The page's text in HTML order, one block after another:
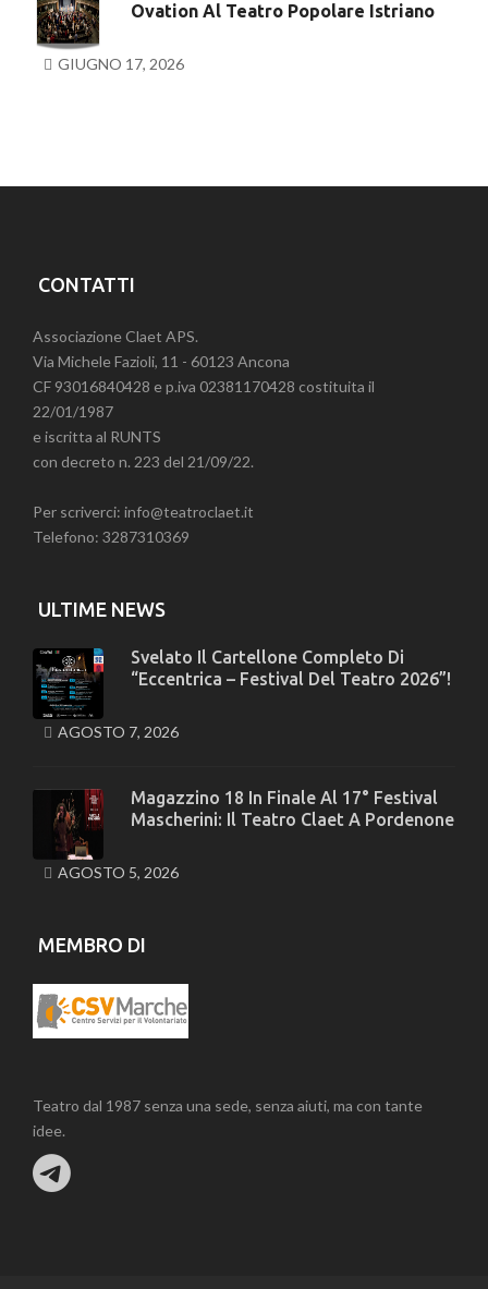
Ovation Al Teatro Popolare Istriano
GIUGNO 17, 2026
CONTATTI
Associazione Claet APS.
Via Michele Fazioli, 11 - 60123 Ancona
CF 93016840428 e p.iva 02381170428 costituita il
22/01/1987
e iscritta al RUNTS
con decreto n. 223 del 21/09/22.
Per scriverci: info@teatroclaet.it
Telefono: 3287310369
ULTIME NEWS
Svelato Il Cartellone Completo Di
“Eccentrica – Festival Del Teatro 2026”!
AGOSTO 7, 2026
Magazzino 18 In Finale Al 17° Festival
Mascherini: Il Teatro Claet A Pordenone
AGOSTO 5, 2026
MEMBRO DI
Teatro dal 1987 senza una sede, senza aiuti, ma con tante
idee.